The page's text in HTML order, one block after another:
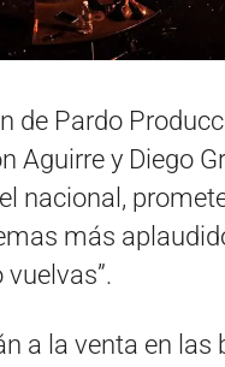
de Pardo
Aguirre y Diego
nacional,
más
vuelvas”.
a la venta en